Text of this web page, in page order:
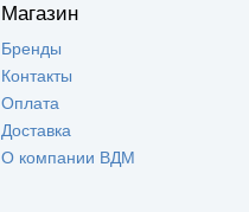
Магазин
Бренды
Контакты
Оплата
Доставка
О компании ВДМ